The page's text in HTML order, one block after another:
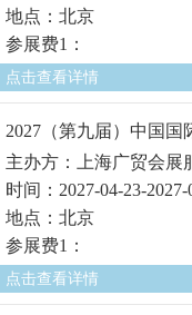
地点：北京
参展费1：
点击查看详情
2027（第九届）中国
主办方：上海广贸会展
时间：2027-04-23-2027-
地点：北京
参展费1：
点击查看详情